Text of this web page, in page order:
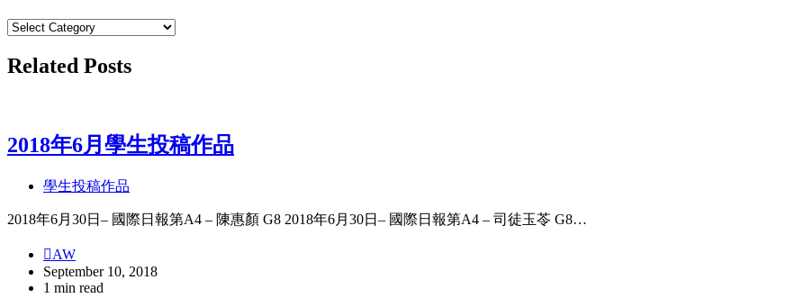
Related Posts
2018年6月學生投稿作品
學生投稿作品
2018年6月30日– 國際日報第A4 – 陳惠顏 G8 2018年6月30日– 國際日報第A4 – 司徒玉苓 G8…
AW
September 10, 2018
1 min read